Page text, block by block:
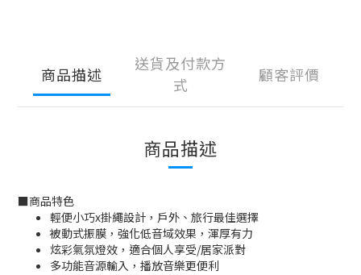
商品描述
送貨及付款方
式
顧客評價
商品描述
■商品特色
輕便小巧x掛繩設計，戶外、旅行最佳選擇
被動式振膜，強化低音域效果，渾厚有力
炫彩氣氛燈效，適合個人享受/居家派對
多功能音源輸入，播放音樂更便利